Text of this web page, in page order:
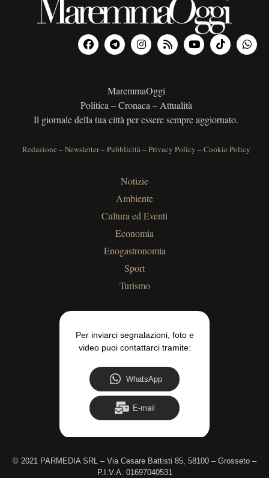
MaremmaOggi
Politica – Cronaca – Attualità
Il giornale della tua città per essere sempre aggiornato.
Redazione –Newsletter–Pubblicità–Privacy Policy –Cookie Policy
Notizie
Ambiente
Cultura ed Eventi
Economia
Enogastronomia
Sport
Turismo
Per inviarci segnalazioni, foto e
video puoi contattarci tramite:
WhatsApp
E-mail
© 2021 PARMEDIA SRL – Via Cesare Battisti 85, 58100 – Grosseto –
P.I.V.A. 01697040531